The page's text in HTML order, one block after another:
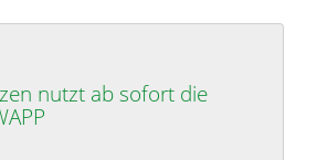
nutzt ab sofort die